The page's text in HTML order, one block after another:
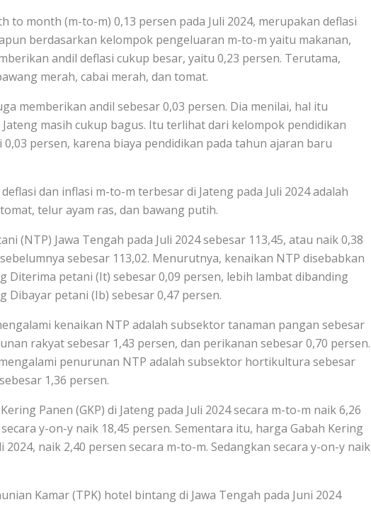
to month (m-to-m) 0,13 persen pada Juli 2024, merupakan deflasi
berdasarkan kelompok pengeluaran m-to-m yaitu makanan,
andil deflasi cukup besar, yaitu 0,23 persen. Terutama,
merah, cabai merah, dan tomat.
memberikan andil sebesar 0,03 persen. Dia menilai, hal itu
masih cukup bagus. Itu terlihat dari kelompok pendidikan
persen, karena biaya pendidikan pada tahun ajaran baru
dan inflasi m-to-m terbesar di Jateng pada Juli 2024 adalah
telur ayam ras, dan bawang putih.
(NTP) Jawa Tengah pada Juli 2024 sebesar 113,45, atau naik 0,38
sebesar 113,02. Menurutnya, kenaikan NTP disebabkan
Diterima petani (It) sebesar 0,09 persen, lebih lambat dibanding
Dibayar petani (Ib) sebesar 0,47 persen.
kenaikan NTP adalah subsektor tanaman pangan sebesar
rakyat sebesar 1,43 persen, dan perikanan sebesar 0,70 persen.
penurunan NTP adalah subsektor hortikultura sebesar
1,36 persen.
Panen (GKP) di Jateng pada Juli 2024 secara m-to-m naik 6,26
y-on-y naik 18,45 persen. Sementara itu, harga Gabah Kering
2024, naik 2,40 persen secara m-to-m. Sedangkan secara y-on-y naik
Kamar (TPK) hotel bintang di Jawa Tengah pada Juni 2024